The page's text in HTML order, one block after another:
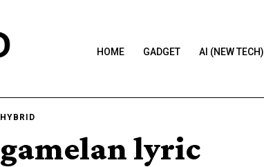
HOME GADGET AI (NEW TECH)
HYBRID
gamelan lyric